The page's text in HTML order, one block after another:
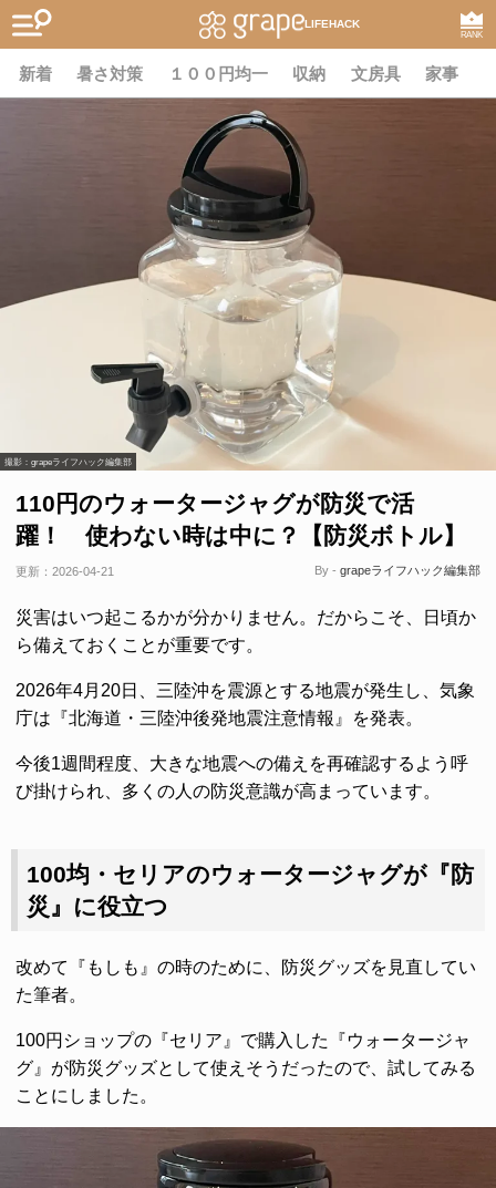
LIFEHACK
RANK
新着 暑さ対策 １００円均一 収納 文房具 家事
撮影：grapeライフハック編集部
110円のウォータージャグが防災で活
躍！ 使わない時は中に？【防災ボトル】
更新： 2026-04-21 By - grapeライフハック編集部
災害はいつ起こるかが分かりません。だからこそ、日頃か
ら備えておくことが重要です。
2026年4月20日、三陸沖を震源とする地震が発生し、気象
庁は『北海道・三陸沖後発地震注意情報』を発表。
今後1週間程度、大きな地震への備えを再確認するよう呼
び掛けられ、多くの人の防災意識が高まっています。
100均・セリアのウォータージャグが『防
災』に役立つ
改めて『もしも』の時のために、防災グッズを見直してい
た筆者。
100円ショップの『セリア』で購入した『ウォータージャ
グ』が防災グッズとして使えそうだったので、試してみる
ことにしました。